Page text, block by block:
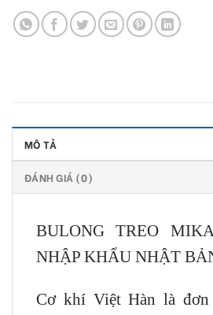
MÔ TẢ
ĐÁNH GIÁ (0)
BULONG TREO
NHẬP KHẨU NHẬT
Cơ khí Việt Hàn là đơn